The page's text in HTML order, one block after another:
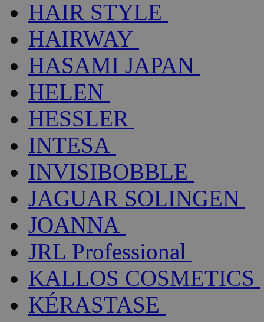
HAIR STYLE
HAIRWAY
HASAMI JAPAN
HELEN
HESSLER
INTESA
INVISIBOBBLE
JAGUAR SOLINGEN
JOANNA
JRL Professional
KALLOS COSMETICS
KÉRASTASE